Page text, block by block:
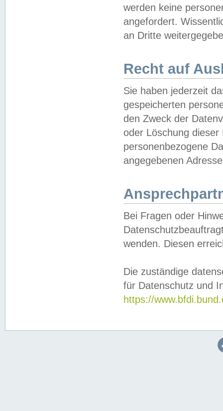
werden keine
angefordert.
an Dritte
Recht auf
Sie haben jederzeit
gespeicherten
den Zweck der
oder Löschung
personenbezogene
angegebenen
Bei Fragen oder
wenden. Diesen
Die zuständige
für Datenschutz und
https://